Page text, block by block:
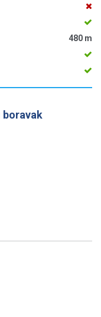
480 m
boravak